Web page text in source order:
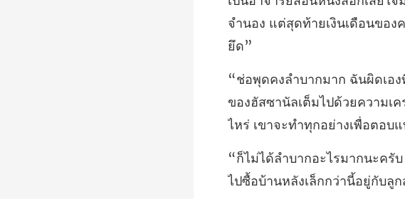
ของฮัสซานัลเต็มไปด้วยความเค
ไปซื้อบ้านหลังเล็กกว่า